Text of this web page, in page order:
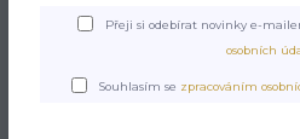
Kabelka
Přeji si odebírat novinky e-
osobních
Souhlasím se zpracováním